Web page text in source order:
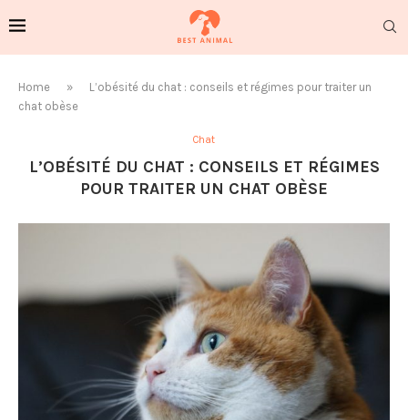
Home »
L’obésité du chat : conseils et régimes pour traiter un
chat obèse
Chat
L’OBÉSITÉ DU CHAT : CONSEILS ET RÉGIMES
POUR TRAITER UN CHAT OBÈSE